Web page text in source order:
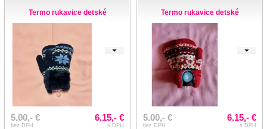
Termo rukavice detské
5.00,- €
bez DPH
6.15,- €
s DPH
Termo rukavice detské
5.00,- €
bez DPH
6.15,- €
s DPH